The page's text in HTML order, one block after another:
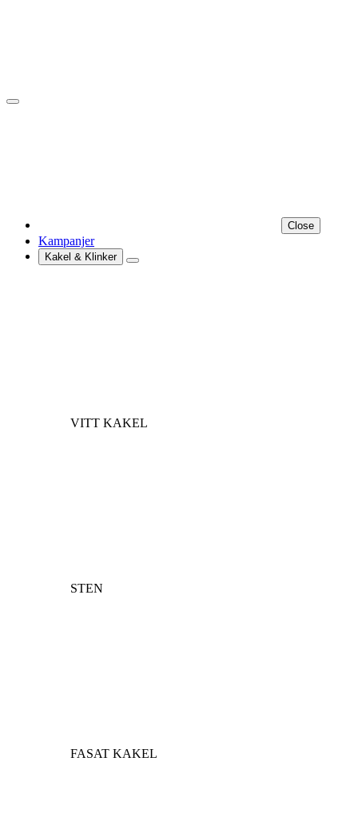
Close
Kampanjer
Kakel & Klinker
VITT KAKEL
STEN
FASAT KAKEL